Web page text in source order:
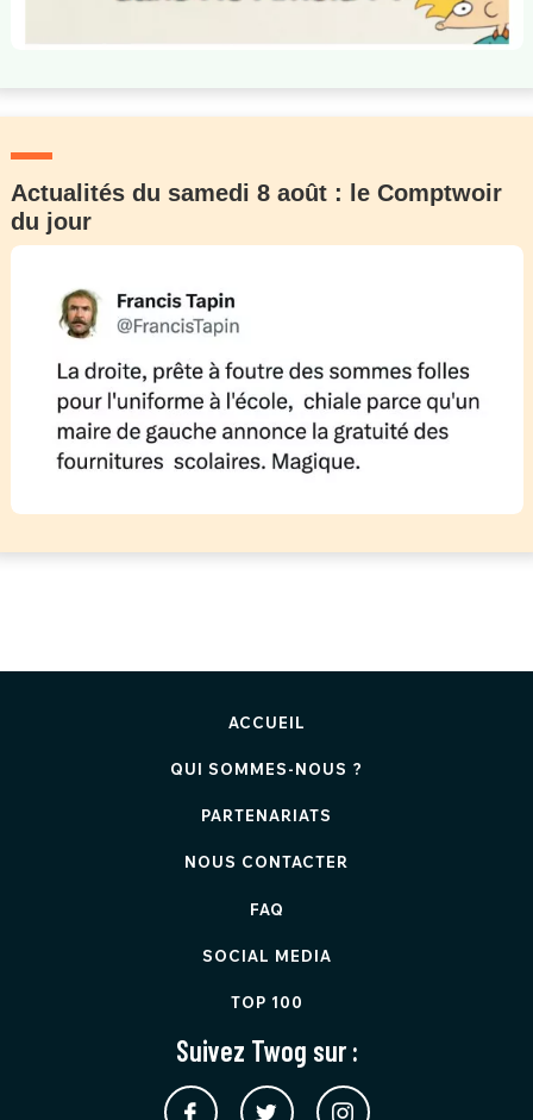
Actualités du samedi 8 août : le Comptwoir
du jour
ACCUEIL
QUI SOMMES-NOUS ?
PARTENARIATS
NOUS CONTACTER
FAQ
SOCIAL MEDIA
TOP 100
Suivez Twog sur :